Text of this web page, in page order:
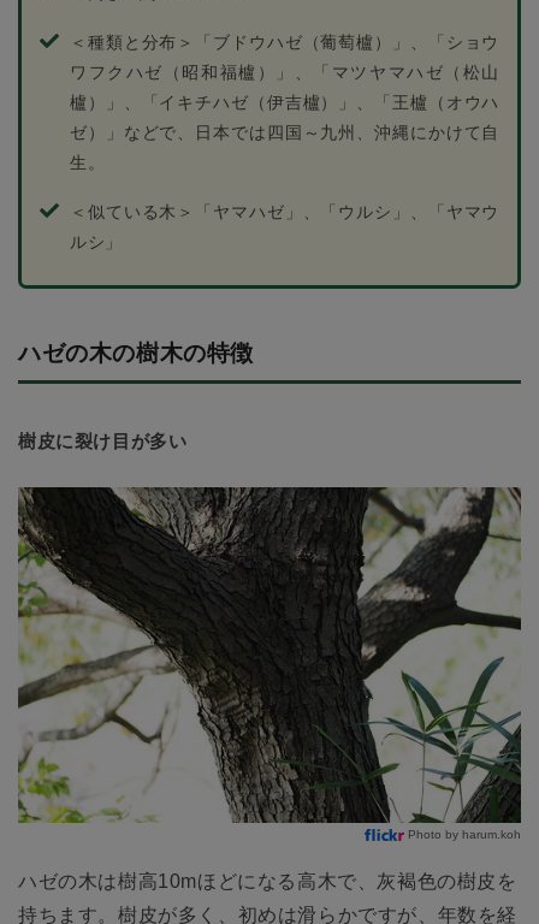
＜種類と分布＞「ブドウハゼ（葡萄櫨）」、「ショウ
ワフクハゼ（昭和福櫨）」、「マツヤマハゼ（松山
櫨）」、「イキチハゼ（伊吉櫨）」、「王櫨（オウハ
ゼ）」などで、日本では四国～九州、沖縄にかけて自
生。
＜似ている木＞「ヤマハゼ」、「ウルシ」、「ヤマウ
ルシ」
ハゼの木の樹木の特徴
樹皮に裂け目が多い
Photo by harum.koh
ハゼの木は樹高10mほどになる高木で、灰褐色の樹皮を
持ちます。樹皮が多く、初めは滑らかですが、年数を経